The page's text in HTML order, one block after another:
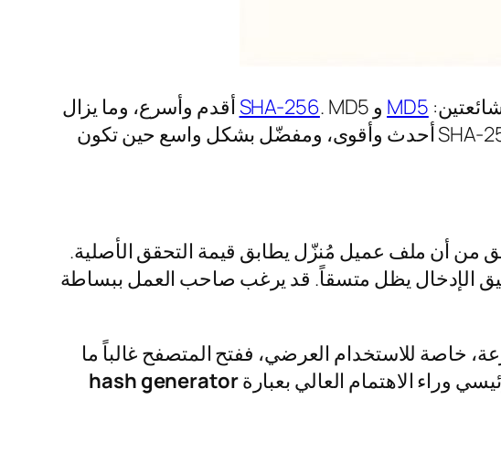
MD5 و SHA-256. MD5 أقدم وأسرع، وما يزال
يظهر في العديد من الأنظمة القديمة، صفحات التحقق من الملفات، والوثائق التقنية. SHA-256 أحدث وأقوى، ومفضّل بشكل واسع حين تكون
من أن ملف عميل مُنزّل يطابق قيمة التحقق الأصلية.
الإدخال يظل متسقاً. قد يرغب صاحب العمل ببساطة
خاصة للاستخدام العرضي، ففتح المتصفح غالباً ما
وراء الاهتمام العالي بعبارةhash generator